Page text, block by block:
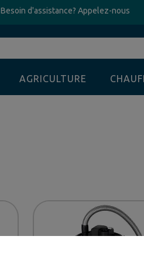
Besoin d'assistance? Appelez-nous
AGRICULTURE